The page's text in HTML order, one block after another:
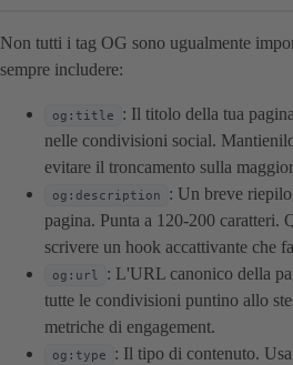
Non tutti i tag OG sono ugualmente
sempre includere:
og:title
: Il titolo della tua
nelle condivisioni social.
evitare il troncamento sulla
og:description
: Un breve
pagina. Punta a 120-200 caratteri.
scrivere un hook accattivante che
og:url
: L'URL canonico della
tutte le condivisioni puntino allo
metriche di engagement.
og:type : Il tipo di contenuto. Usa